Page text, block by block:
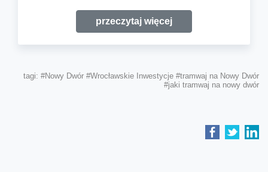
przeczytaj więcej
tagi: #Nowy Dwór #Wrocławskie Inwestycje #tramwaj na Nowy Dwór
#jaki tramwaj na nowy dwór